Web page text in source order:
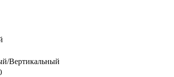
Вертикальный